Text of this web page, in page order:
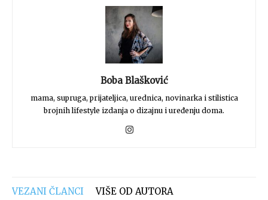
Boba Blašković
mama, supruga, prijateljica, urednica, novinarka i stilistica
brojnih lifestyle izdanja o dizajnu i uređenju doma.
VEZANI ČLANCI VIŠE OD AUTORA